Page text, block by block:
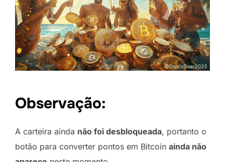
Observação:
A carteira ainda não foi desbloqueada, portanto o
botão para converter pontos em Bitcoin ainda não